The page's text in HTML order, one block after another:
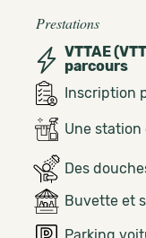
Prestations
VTTAE
parcours
Inscription
Une station
Des
Buvette et